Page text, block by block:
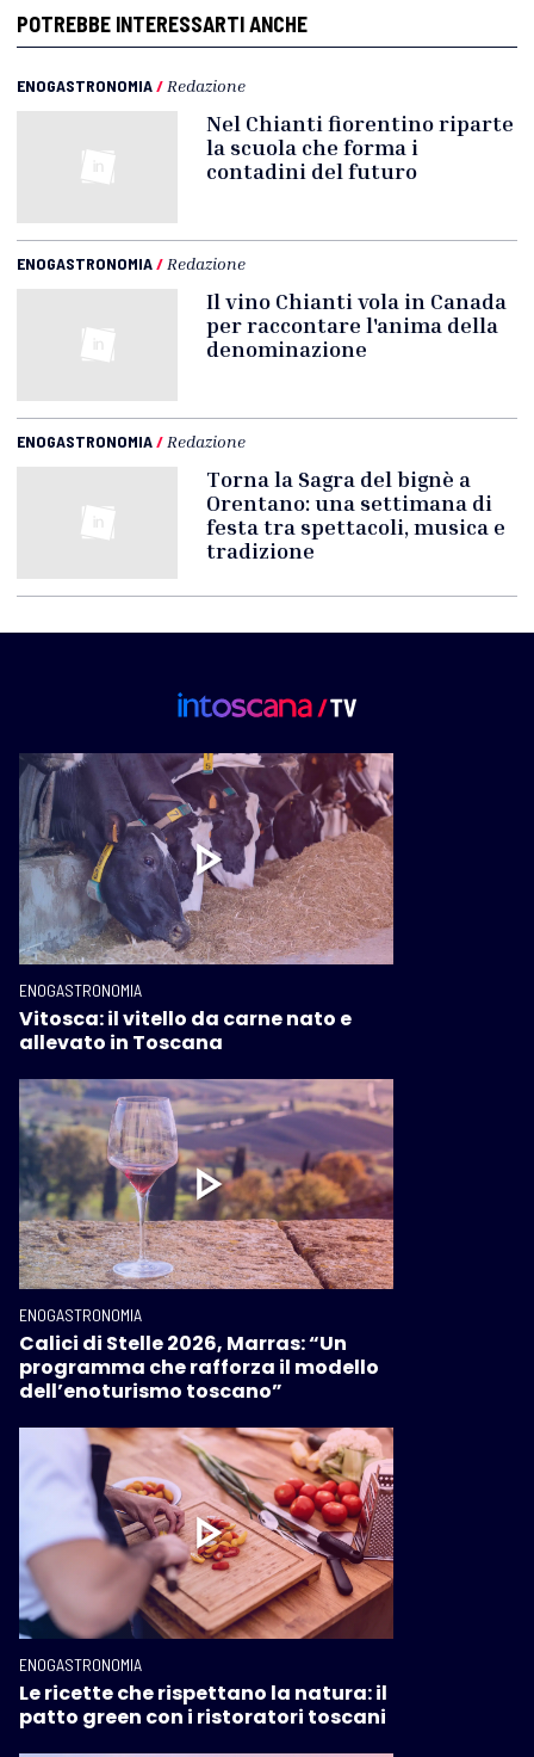
POTREBBE INTERESSARTI ANCHE
ENOGASTRONOMIA/Redazione
Nel Chianti fiorentino riparte
la scuola che forma i
contadini del futuro
ENOGASTRONOMIA/Redazione
Il vino Chianti vola in Canada
per raccontare l'anima della
denominazione
ENOGASTRONOMIA/Redazione
Torna la Sagra del bignè a
Orentano: una settimana di
festa tra spettacoli, musica e
tradizione
ENOGASTRONOMIA
Vitosca: il vitello da carne nato e
allevato in Toscana
ENOGASTRONOMIA
Calici di Stelle 2026, Marras: “Un
programma che rafforza il modello
dell’enoturismo toscano”
ENOGASTRONOMIA
Le ricette che rispettano la natura: il
patto green con i ristoratori toscani